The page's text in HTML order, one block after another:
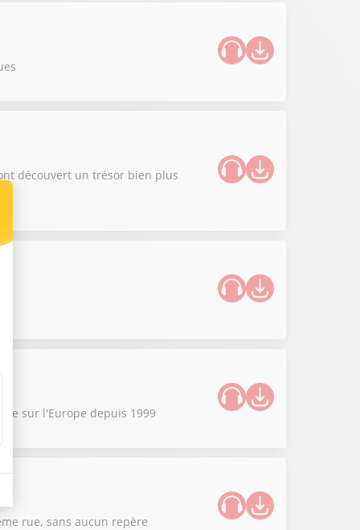
découvert un trésor bien plus
sur l'Europe depuis 1999
rue, sans aucun repère